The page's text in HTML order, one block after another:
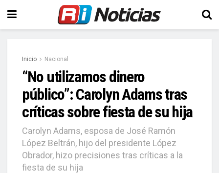
Inicio Nacional
“No utilizamos dinero
público”: Carolyn Adams tras
críticas sobre fiesta de su hija
Carolyn Adams, esposa de José Ramón
López Beltrán, hijo del presidente López
Obrador, hizo precisiones tras críticas a la
fiesta de su hija